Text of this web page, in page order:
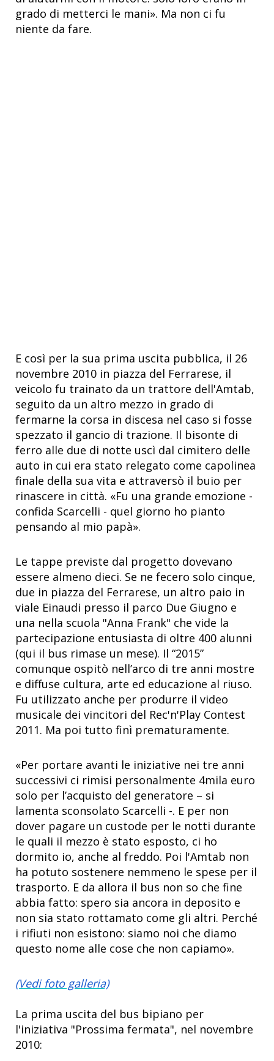
grado di metterci le mani». Ma non ci fu
niente da fare.
E così per la sua prima uscita pubblica, il 26
novembre 2010 in piazza del Ferrarese, il
veicolo fu trainato da un trattore dell'Amtab,
seguito da un altro mezzo in grado di
fermarne la corsa in discesa nel caso si fosse
spezzato il gancio di trazione. Il bisonte di
ferro alle due di notte uscì dal cimitero delle
auto in cui era stato relegato come capolinea
finale della sua vita e attraversò il buio per
rinascere in città. «Fu una grande emozione -
confida Scarcelli - quel giorno ho pianto
pensando al mio papà».
Le tappe previste dal progetto dovevano
essere almeno dieci. Se ne fecero solo cinque,
due in piazza del Ferrarese, un altro paio in
viale Einaudi presso il parco Due Giugno e
una nella scuola "Anna Frank" che vide la
partecipazione entusiasta di oltre 400 alunni
(qui il bus rimase un mese). Il “2015”
comunque ospitò nell’arco di tre anni mostre
e diffuse cultura, arte ed educazione al riuso.
Fu utilizzato anche per produrre il video
musicale dei vincitori del Rec'n'Play Contest
2011. Ma poi tutto finì prematuramente.
«Per portare avanti le iniziative nei tre anni
successivi ci rimisi personalmente 4mila euro
solo per l’acquisto del generatore – si
lamenta sconsolato Scarcelli -. E per non
dover pagare un custode per le notti durante
le quali il mezzo è stato esposto, ci ho
dormito io, anche al freddo. Poi l'Amtab non
ha potuto sostenere nemmeno le spese per il
trasporto. E da allora il bus non so che fine
abbia fatto: spero sia ancora in deposito e
non sia stato rottamato come gli altri. Perché
i rifiuti non esistono: siamo noi che diamo
questo nome alle cose che non capiamo».
(Vedi foto galleria)
La prima uscita del bus bipiano per
l'iniziativa "Prossima fermata", nel novembre
2010: